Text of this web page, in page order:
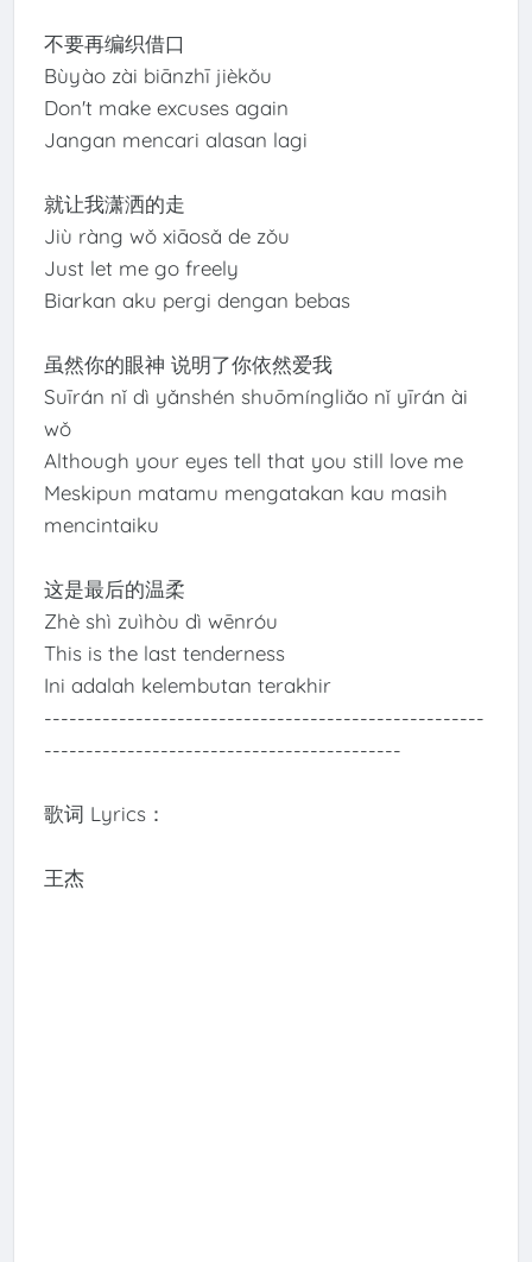
不要再编织借口
Bùyào zài biānzhī jièkǒu
Don't make excuses again
Jangan mencari alasan lagi
就让我潇洒的走
Jiù ràng wǒ xiāosǎ de zǒu
Just let me go freely
Biarkan aku pergi dengan bebas
虽然你的眼神 说明了你依然爱我
Suīrán nǐ dì yǎnshén shuōmíngliǎo nǐ yīrán ài
wǒ
Although your eyes tell that you still love me
Meskipun matamu mengatakan kau masih
mencintaiku
这是最后的温柔
Zhè shì zuìhòu dì wēnróu
This is the last tenderness
Ini adalah kelembutan terakhir
-----------------------------------------------------
-------------------------------------------
歌词 Lyrics：
王杰